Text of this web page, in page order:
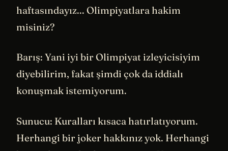
haftasındayız... Olimpiyatlara hakim
misiniz?
Barış: Yani iyi bir Olimpiyat izleyicisiyim
diyebilirim, fakat şimdi çok da iddialı
konuşmak istemiyorum.
Sunucu: Kuralları kısaca hatırlatıyorum.
Herhangi bir joker hakkınız yok. Herhangi